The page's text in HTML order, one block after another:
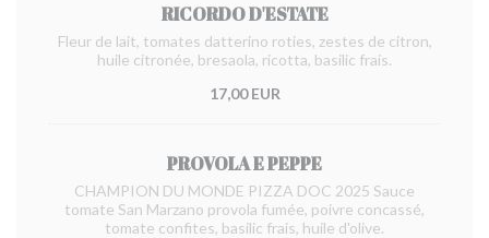
RICORDO D'ESTATE
Fleur de lait, tomates datterino roties, zestes de citron,
huile citronée, bresaola, ricotta, basilic frais.
17,00 EUR
PROVOLA E PEPPE
CHAMPION DU MONDE PIZZA DOC 2025 Sauce
tomate San Marzano provola fumée, poivre concassé,
tomate confites, basilic frais, huile d'olive.